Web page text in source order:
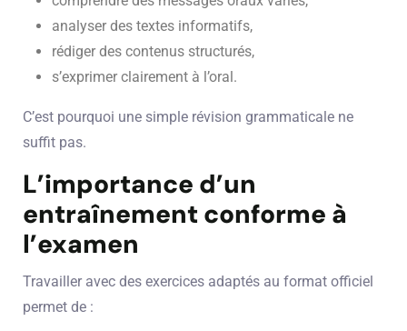
analyser des textes informatifs,
rédiger des contenus structurés,
s’exprimer clairement à l’oral.
C’est pourquoi une simple révision grammaticale ne
suffit pas.
L’importance d’un
entraînement conforme à
l’examen
Travailler avec des exercices adaptés au format officiel
permet de :